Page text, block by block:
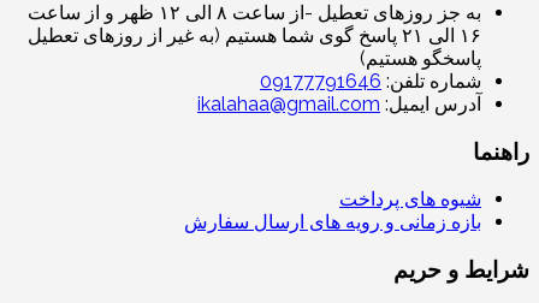
به جز روزهای تعطیل -از ساعت ۸ الی ۱۲ ظهر و از ساعت
۱۶ الی ۲۱ پاسخ گوی شما هستیم (به غیر از روزهای تعطیل
پاسخگو هستیم)
شماره تلفن: 09177791646
آدرس ایمیل: ikalahaa@gmail.com
راهنما
شیوه های پرداخت
بازه زمانی و رویه های ارسال سفارش
شرایط و حریم